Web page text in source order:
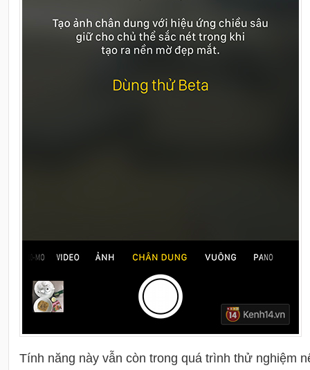
Tính năng này vẫn còn trong quá trình thử nghiệm